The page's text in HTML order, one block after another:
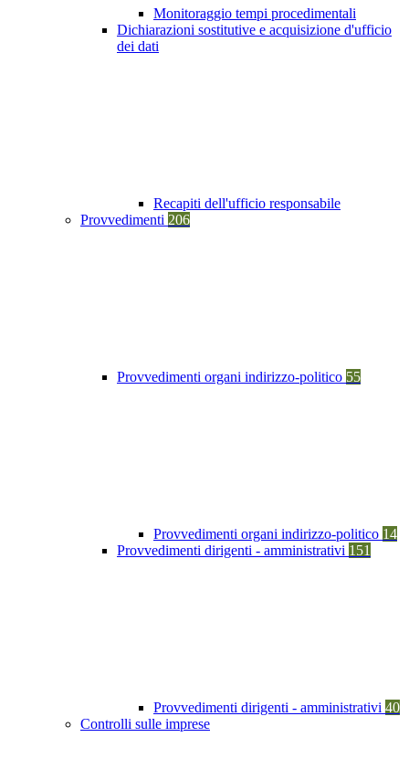
Monitoraggio tempi procedimentali
Dichiarazioni sostitutive e acquisizione d'ufficio
dei dati
Recapiti dell'ufficio responsabile
Provvedimenti 206
Provvedimenti organi indirizzo-politico 55
Provvedimenti organi indirizzo-politico 14
Provvedimenti dirigenti - amministrativi 151
Provvedimenti dirigenti - amministrativi 40
Controlli sulle imprese